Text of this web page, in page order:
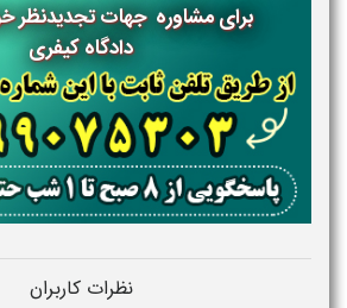
برای مشاوره جهات تجدیدنظر
دادگاه کیفری
نظرات کاربران